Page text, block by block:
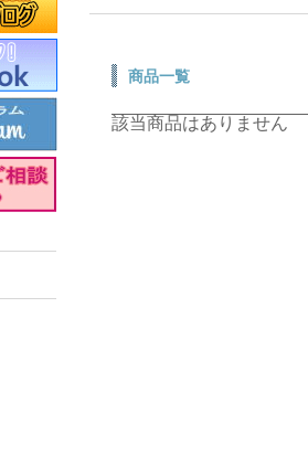
商品一覧
該当商品はありません